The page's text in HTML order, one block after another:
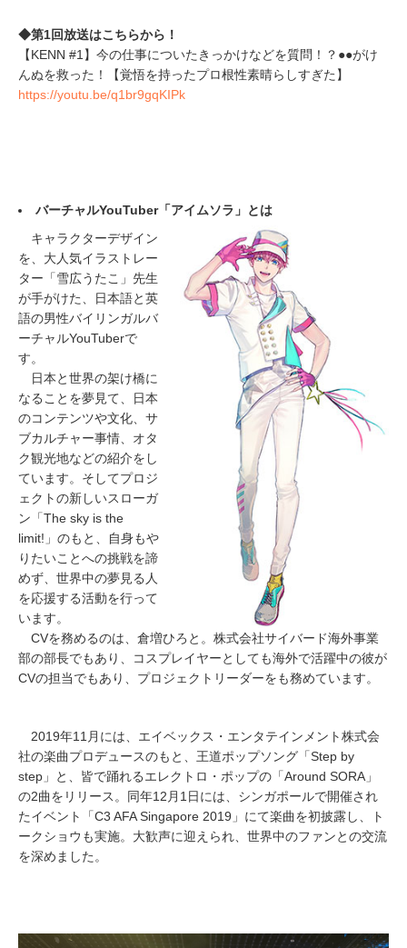
◆第1回放送はこちらから！
【KENN #1】今の仕事についたきっかけなどを質問！？●●がけ
んぬを救った！【覚悟を持ったプロ根性素晴らしすぎた】
https://youtu.be/q1br9gqKIPk
バーチャルYouTuber「アイムソラ」とは
キャラクターデザイン
を、大人気イラストレー
ター「雪広うたこ」先生
が手がけた、日本語と英
語の男性バイリンガルバ
ーチャルYouTuberで
す。
日本と世界の架け橋に
なることを夢見て、日本
のコンテンツや文化、サ
ブカルチャー事情、オタ
ク観光地などの紹介をし
ています。そしてプロジ
ェクトの新しいスローガ
ン「The sky is the
limit!」のもと、自身もや
りたいことへの挑戦を諦
めず、世界中の夢見る人
を応援する活動を行って
います。
CVを務めるのは、倉増ひろと。株式会社サイバード海外事業
部の部長でもあり、コスプレイヤーとしても海外で活躍中の彼が
CVの担当でもあり、プロジェクトリーダーをも務めています。
2019年11月には、エイベックス・エンタテインメント株式会
社の楽曲プロデュースのもと、王道ポップソング「Step by
step」と、皆で踊れるエレクトロ・ポップの「Around SORA」
の2曲をリリース。同年12月1日には、シンガポールで開催され
たイベント「C3 AFA Singapore 2019」にて楽曲を初披露し、ト
ークショウも実施。大歓声に迎えられ、世界中のファンとの交流
を深めました。